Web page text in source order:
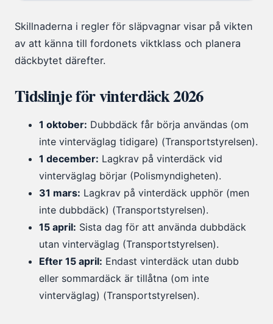
Skillnaderna i regler för släpvagnar visar på vikten
av att känna till fordonets viktklass och planera
däckbytet därefter.
Tidslinje för vinterdäck 2026
1 oktober: Dubbdäck får börja användas (om
inte vinterväglag tidigare) (Transportstyrelsen).
1 december: Lagkrav på vinterdäck vid
vinterväglag börjar (Polismyndigheten).
31 mars: Lagkrav på vinterdäck upphör (men
inte dubbdäck) (Transportstyrelsen).
15 april: Sista dag för att använda dubbdäck
utan vinterväglag (Transportstyrelsen).
Efter 15 april: Endast vinterdäck utan dubb
eller sommardäck är tillåtna (om inte
vinterväglag) (Transportstyrelsen).